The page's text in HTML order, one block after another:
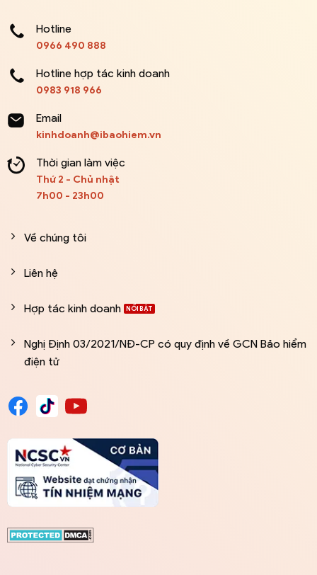
Hotline
0966 490 888
Hotline hợp tác kinh doanh
0983 918 966
Email
kinhdoanh@ibaohiem.vn
Thời gian làm việc
Thứ 2 - Chủ nhật
7h00 - 23h00
Về chúng tôi
Liên hệ
Hợp tác kinh doanh
Nghị Định 03/2021/NĐ-CP có quy định về GCN Bảo hiểm
điện tử